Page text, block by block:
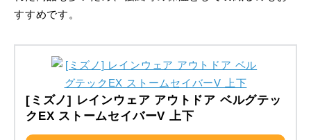
すすめです。
[ミズノ] レインウェア アウトドア ベルグテッ
クEX ストームセイバーV 上下